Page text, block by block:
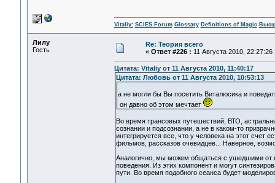
Vitaliy: SCIES Forum Glossary Definitions of Magic
Лилу
Гость
Re: Теория всего
« Ответ #226 : 11 Августа 2010, 22:27:26
Цитата: Vitaliy от 11 Августа 2010, 11:40:17
Цитата: Любовь от 11 Августа 2010, 10:53:13
а не могли бы Вы посетить Виталюсика и
он давно об этом мечтает
Во время трансовых путешествий, ВТО,
сознании и подсознании, а не в каком-то
интегрируется все, что у человека на этот
фильмов, рассказов очевидцев... Наверное,
Аналогично, мы можем общаться с ушедшими от
поведения. Из этих компонент и могут
пути. Во время подобного сеанса будет